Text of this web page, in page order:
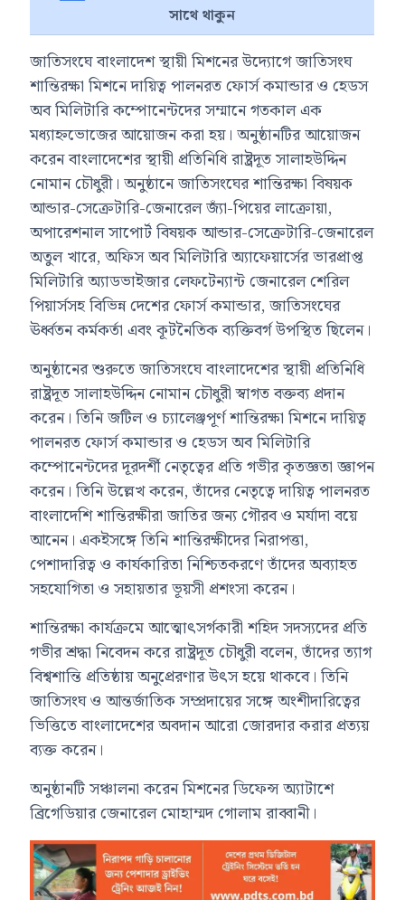
সাথে থাকুন
জাতিসংঘে বাংলাদেশ স্থায়ী মিশনের উদ্যোগে জাতিসংঘ
শান্তিরক্ষা মিশনে দায়িত্ব পালনরত ফোর্স কমান্ডার ও হেডস
অব মিলিটারি কম্পোনেন্টদের সম্মানে গতকাল এক
মধ্যাহ্নভোজের আয়োজন করা হয়। অনুষ্ঠানটির আয়োজন
করেন বাংলাদেশের স্থায়ী প্রতিনিধি রাষ্ট্রদূত সালাহউদ্দিন
নোমান চৌধুরী। অনুষ্ঠানে জাতিসংঘের শান্তিরক্ষা বিষয়ক
আন্ডার-সেক্রেটারি-জেনারেল জ্যাঁ-পিয়ের লাক্রোয়া,
অপারেশনাল সাপোর্ট বিষয়ক আন্ডার-সেক্রেটারি-জেনারেল
অতুল খারে, অফিস অব মিলিটারি অ্যাফেয়ার্সের ভারপ্রাপ্ত
মিলিটারি অ্যাডভাইজার লেফটেন্যান্ট জেনারেল শেরিল
পিয়ার্সসহ বিভিন্ন দেশের ফোর্স কমান্ডার, জাতিসংঘের
ঊর্ধ্বতন কর্মকর্তা এবং কূটনৈতিক ব্যক্তিবর্গ উপস্থিত ছিলেন।
অনুষ্ঠানের শুরুতে জাতিসংঘে বাংলাদেশের স্থায়ী প্রতিনিধি
রাষ্ট্রদূত সালাহউদ্দিন নোমান চৌধুরী স্বাগত বক্তব্য প্রদান
করেন। তিনি জটিল ও চ্যালেঞ্জপূর্ণ শান্তিরক্ষা মিশনে দায়িত্ব
পালনরত ফোর্স কমান্ডার ও হেডস অব মিলিটারি
কম্পোনেন্টদের দূরদর্শী নেতৃত্বের প্রতি গভীর কৃতজ্ঞতা জ্ঞাপন
করেন। তিনি উল্লেখ করেন, তাঁদের নেতৃত্বে দায়িত্ব পালনরত
বাংলাদেশি শান্তিরক্ষীরা জাতির জন্য গৌরব ও মর্যাদা বয়ে
আনেন। একইসঙ্গে তিনি শান্তিরক্ষীদের নিরাপত্তা,
পেশাদারিত্ব ও কার্যকারিতা নিশ্চিতকরণে তাঁদের অব্যাহত
সহযোগিতা ও সহায়তার ভূয়সী প্রশংসা করেন।
শান্তিরক্ষা কার্যক্রমে আত্মোৎসর্গকারী শহিদ সদস্যদের প্রতি
গভীর শ্রদ্ধা নিবেদন করে রাষ্ট্রদূত চৌধুরী বলেন, তাঁদের ত্যাগ
বিশ্বশান্তি প্রতিষ্ঠায় অনুপ্রেরণার উৎস হয়ে থাকবে। তিনি
জাতিসংঘ ও আন্তর্জাতিক সম্প্রদায়ের সঙ্গে অংশীদারিত্বের
ভিত্তিতে বাংলাদেশের অবদান আরো জোরদার করার প্রত্যয়
ব্যক্ত করেন।
অনুষ্ঠানটি সঞ্চালনা করেন মিশনের ডিফেন্স অ্যাটাশে
ব্রিগেডিয়ার জেনারেল মোহাম্মদ গোলাম রাব্বানী।